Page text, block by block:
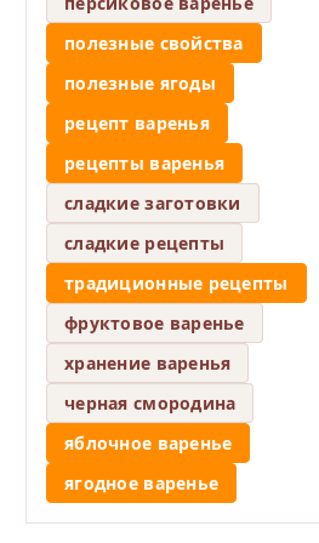
полезные свойства
полезные ягоды
рецепт варенья
рецепты варенья
сладкие заготовки
сладкие рецепты
традиционные рецепты
фруктовое варенье
хранение варенья
черная смородина
яблочное варенье
ягодное варенье